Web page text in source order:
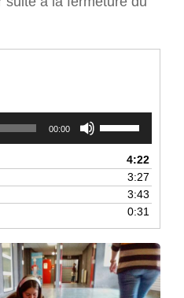
00:00
haut/bas
pour
augmenter
le
volume.
4:22
3:27
3:43
0:31